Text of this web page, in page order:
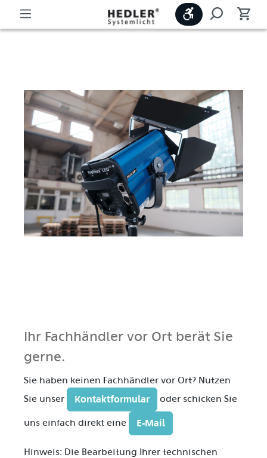
Ihr Fachhändler vor Ort berät Sie
gerne.
Sie haben keinen Fachhändler vor Ort? Nutzen
Sie unser
Kontaktformular oder schicken Sie
uns einfach direkt eine E-Mail
Hinweis: Die Bearbeitung Ihrer technischen